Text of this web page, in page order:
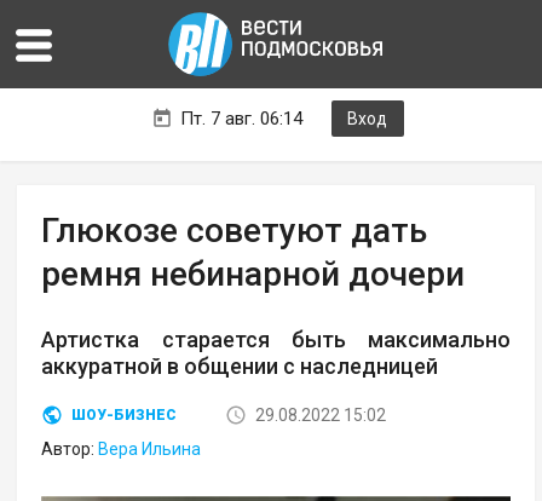
Пт. 7 авг. 06:14 Вход
Глюкозе советуют дать
ремня небинарной дочери
Артистка старается быть максимально
аккуратной в общении с наследницей
ШОУ-БИЗНЕС
29.08.2022 15:02
Автор: Вера Ильина